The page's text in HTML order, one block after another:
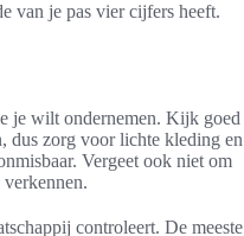
van je pas vier cijfers heeft.
je wilt ondernemen. Kijk goed
dus zorg voor lichte kleding en
Vergeet ook niet om
controleert. De meeste